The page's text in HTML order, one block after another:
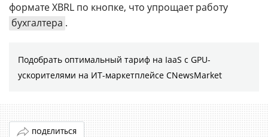
формате XBRL по кнопке, что упрощает работу
бухгалтера .
Подобрать оптимальный тариф на IaaS с GPU-
ускорителями на ИТ-маркетплейсе CNewsMarket
ПОДЕЛИТЬСЯ